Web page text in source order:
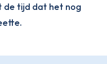
de tijd dat het nog